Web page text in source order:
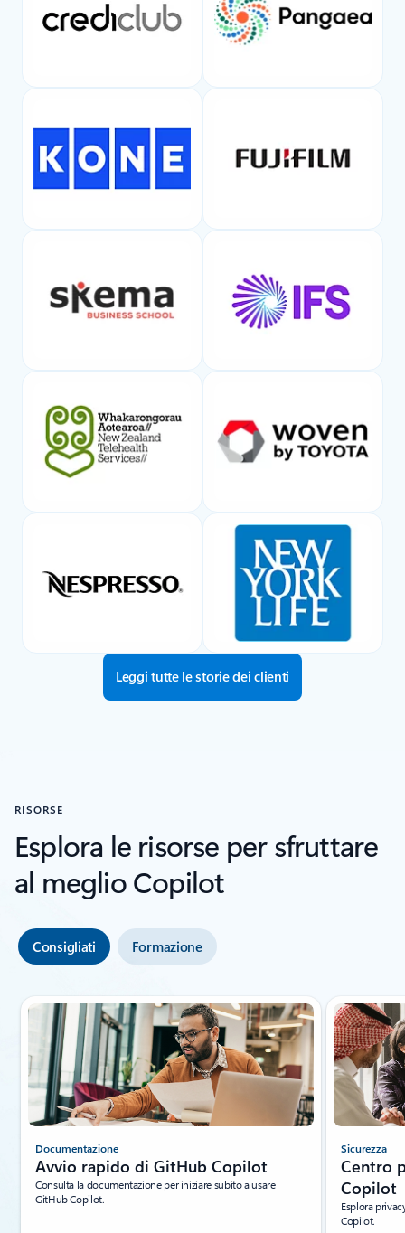
Leggi tutte le storie dei clienti
RISORSE
Esplora le risorse per sfruttare
al meglio Copilot
Consigliati Formazione
Visualizzazione della diapositiva 1 di 3
Documentazione
Avvio rapido di GitHub Copilot
Consulta la documentazione per iniziare subito a usare
GitHub Copilot.
Sicurezza
Centro
Copilot
Esplora
Copilot.